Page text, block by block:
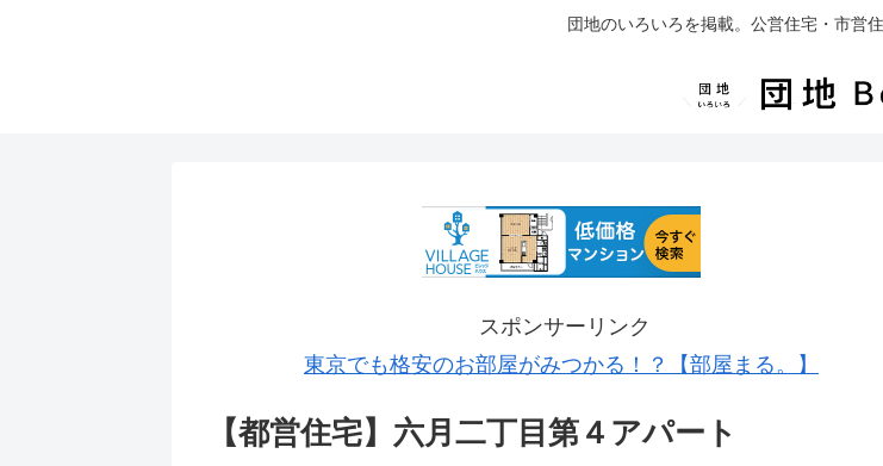
団地のいろいろを掲載。公営住宅・市営
スポンサーリンク
東京でも格安のお部屋がみつかる！？【部屋まる。】
【都営住宅】六月二丁目第４アパート